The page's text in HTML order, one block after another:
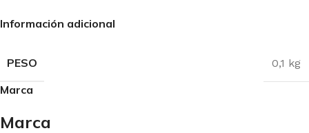
Información adicional
PESO 0,1 kg
Marca
Marca